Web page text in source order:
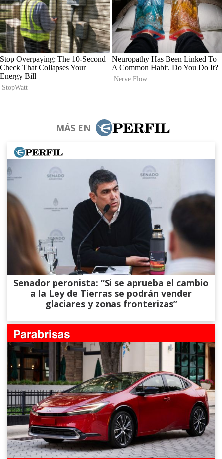
MÁS EN
Senador peronista: “Si se aprueba el cambio
a la Ley de Tierras se podrán vender
glaciares y zonas fronterizas”